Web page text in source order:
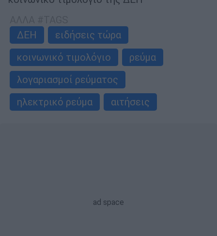
ΔΕΗ
ειδήσεις τώρα
κοινωνικό τιμολόγιο
ρεύμα
λογαριασμοί ρεύματος
ηλεκτρικό ρεύμα
αιτήσεις